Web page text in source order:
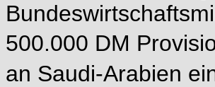
500.000 DM
an Saudi-Arabien